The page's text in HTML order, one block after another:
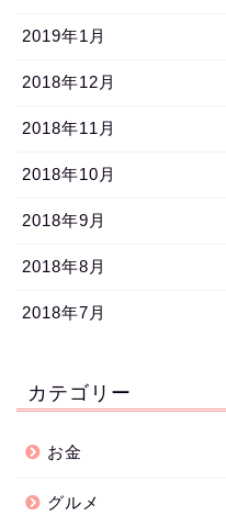
2019年1月
2018年12月
2018年11月
2018年10月
2018年9月
2018年8月
2018年7月
カテゴリー
お金
グルメ